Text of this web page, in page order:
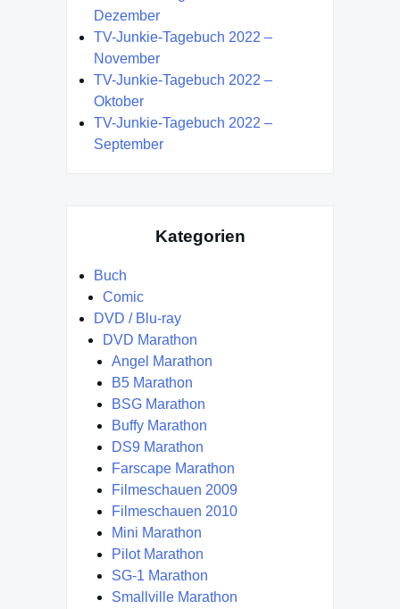
Dezember
TV-Junkie-Tagebuch 2022 –
November
TV-Junkie-Tagebuch 2022 –
Oktober
TV-Junkie-Tagebuch 2022 –
September
Kategorien
Buch
Comic
DVD / Blu-ray
DVD Marathon
Angel Marathon
B5 Marathon
BSG Marathon
Buffy Marathon
DS9 Marathon
Farscape Marathon
Filmeschauen 2009
Filmeschauen 2010
Mini Marathon
Pilot Marathon
SG-1 Marathon
Smallville Marathon